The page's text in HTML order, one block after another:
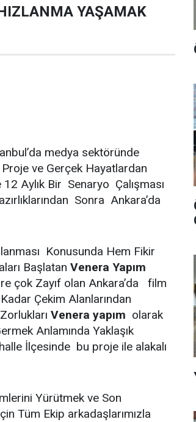
YAŞAMAK
medya sektöründe
ve Gerçek Hayatlardan
Aylık Bir Senaryo Çalışması
Sonra Ankara’da
Konusunda Hem Fikir
Başlatan Venera Yapım
çok Zayıf olan Ankara’da film
Çekim Alanlarından
Venera yapım olarak
Anlamında Yaklaşık
İlçesinde bu proje ile alakalı
Yürütmek ve Son
Tüm Ekip arkadaşlarımızla